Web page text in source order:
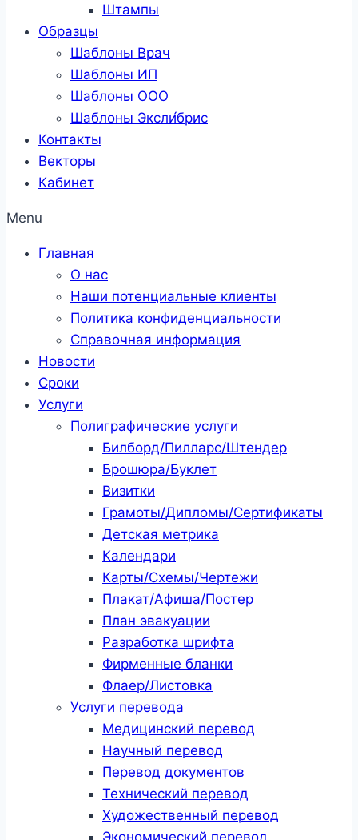
Штампы
Образцы
Шаблоны Врач
Шаблоны ИП
Шаблоны ООО
Шаблоны Эксли́брис
Контакты
Векторы
Кабинет
Menu
Главная
О нас
Наши потенциальные клиенты
Политика конфиденциальности
Справочная информация
Новости
Сроки
Услуги
Полиграфические услуги
Билборд/Пилларс/Штендер
Брошюра/Буклет
Визитки
Грамоты/Дипломы/Сертификаты
Детская метрика
Календари
Карты/Схемы/Чертежи
Плакат/Афиша/Постер
План эвакуации
Разработка шрифта
Фирменные бланки
Флаер/Листовка
Услуги перевода
Медицинский перевод
Научный перевод
Перевод документов
Технический перевод
Художественный перевод
Экономический перевод